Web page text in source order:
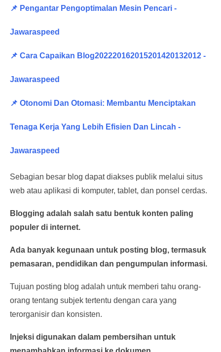
📌 Pengantar Pengoptimalan Mesin Pencari -
Jawaraspeed
📌 Cara Capaikan Blog202220162015201420132012 -
Jawaraspeed
📌 Otonomi Dan Otomasi: Membantu Menciptakan
Tenaga Kerja Yang Lebih Efisien Dan Lincah -
Jawaraspeed
Sebagian besar blog dapat diakses publik melalui situs
web atau aplikasi di komputer, tablet, dan ponsel cerdas.
Blogging adalah salah satu bentuk konten paling
populer di internet.
Ada banyak kegunaan untuk posting blog, termasuk
pemasaran, pendidikan dan pengumpulan informasi.
Tujuan posting blog adalah untuk memberi tahu orang-
orang tentang subjek tertentu dengan cara yang
terorganisir dan konsisten.
Injeksi digunakan dalam pembersihan untuk